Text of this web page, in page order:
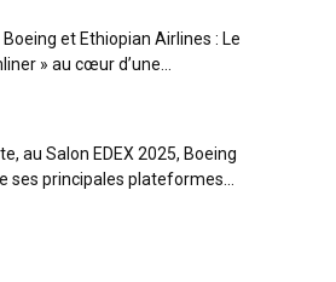
et Ethiopian Airlines : Le
» au cœur d’une...
au Salon EDEX 2025, Boeing
ses principales plateformes...